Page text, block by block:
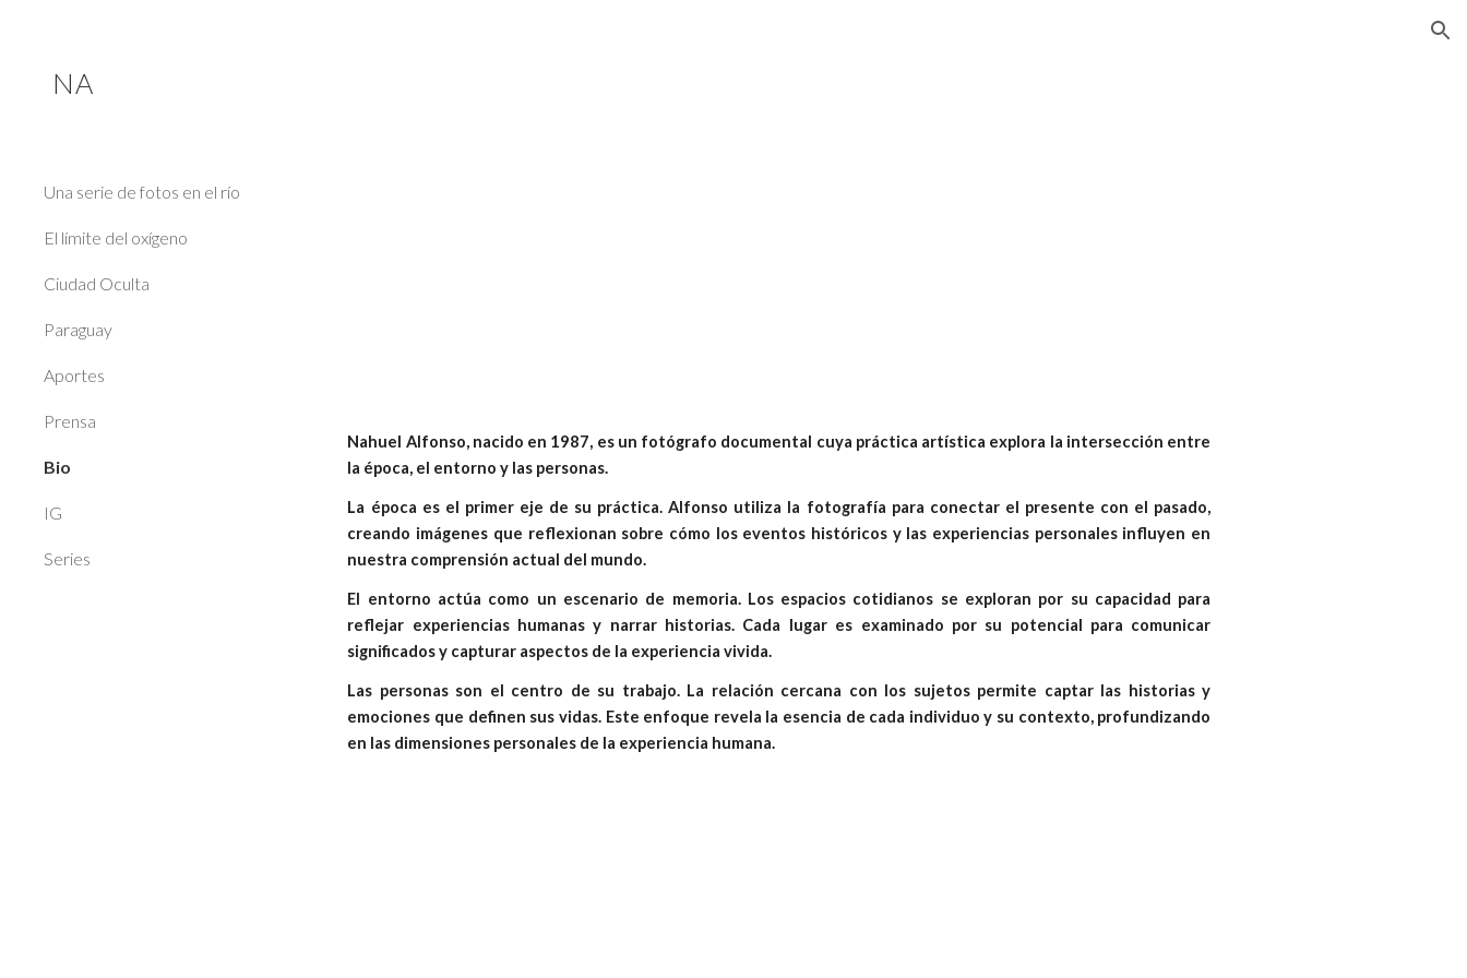
NA
Una serie de fotos en el río
El límite del oxígeno
Ciudad Oculta
Paraguay
Aportes
Prensa
Bio
IG
Series
Nahuel Alfonso, nacido en 1987, es un fotógrafo documental cuya práctica artística explora la intersección entre
la época, el entorno y las personas.
La época es el primer eje de su práctica. Alfonso utiliza la fotografía para conectar el presente con el pasado,
creando imágenes que reflexionan sobre cómo los eventos históricos y las experiencias personales influyen en
nuestra comprensión actual del mundo.
El entorno actúa como un escenario de memoria. Los espacios cotidianos se exploran por su capacidad para
reflejar experiencias humanas y narrar historias. Cada lugar es examinado por su potencial para comunicar
significados y capturar aspectos de la experiencia vivida.
Las personas son el centro de su trabajo. La relación cercana con los sujetos permite captar las historias y
emociones que definen sus vidas. Este enfoque revela la esencia de cada individuo y su contexto, profundizando
en las dimensiones personales de la experiencia humana.